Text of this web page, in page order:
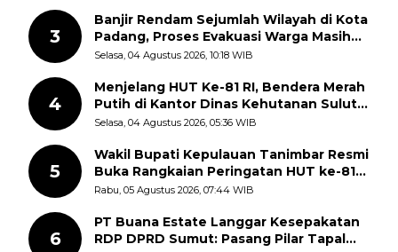
3
Banjir Rendam Sejumlah Wilayah di Kota
Padang, Proses Evakuasi Warga Masih
Berlangsung
Selasa, 04 Agustus 2026, 10:18 WIB
4
Menjelang HUT Ke-81 RI, Bendera Merah
Putih di Kantor Dinas Kehutanan Sulut
Disorot Warga
Selasa, 04 Agustus 2026, 05:36 WIB
5
Wakil Bupati Kepulauan Tanimbar Resmi
Buka Rangkaian Peringatan HUT ke-81
Kemerdekaan RI, ASN Diajak Perkuat
Rabu, 05 Agustus 2026, 07:44 WIB
6
PT Buana Estate Langgar Kesepakatan
RDP DPRD Sumut: Pasang Pilar Tapal